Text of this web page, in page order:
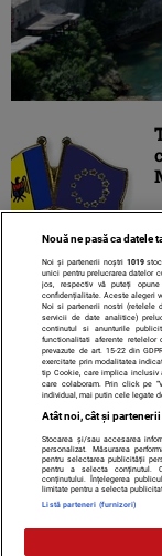
Contact
Citarea se poate face
(site-uri, instituţii
Nouă ne pasă ca datele
Noi și partenerii noștri 1019
unici pentru prelucrarea datelor
jos, respectiv vă puteți
confidențialitate. Aceste alegeri
Noi si partenerii nostri (retelele
servicii de date analitice)
continutul si anunturile
functionalitati aferente
prevazute de art. 15-22 din
exercitate prin modalitatea
tip Cookie, care implica inclusiv
care colaboram. Prin click pe
individual, mai putin cele legate
Atât noi, cât și
Stocarea și/sau accesarea
personalizat. Măsurarea
pentru selectarea publicității
pentru a selecta conținutul.
conținutului. Înțelegerea
limitate pentru a selecta
Listă parteneri (furnizori)